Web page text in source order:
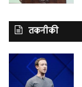
तकनीकी